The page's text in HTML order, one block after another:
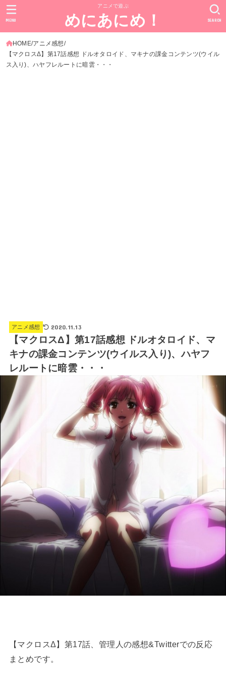
アニメで遊ぶ
めにあにめ！ SEARCH
MENU
HOME アニメ感想
【マクロスΔ】第17話感想 ドルオタロイド、マキナの課金コンテンツ(ウイル
ス入り)、ハヤフレルートに暗雲・・・
アニメ感想 2020.11.13
【マクロスΔ】第17話感想 ドルオタロイド、マ
キナの課金コンテンツ(ウイルス入り)、ハヤフ
レルートに暗雲・・・
【マクロスΔ】第17話、管理人の感想&Twitterでの反応
まとめです。